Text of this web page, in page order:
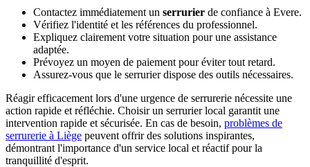
Contactez immédiatement un serrurier de confiance à Evere.
Vérifiez l'identité et les références du professionnel.
Expliquez clairement votre situation pour une assistance
adaptée.
Prévoyez un moyen de paiement pour éviter tout retard.
Assurez-vous que le serrurier dispose des outils nécessaires.
Réagir efficacement lors d'une urgence de serrurerie nécessite une
action rapide et réfléchie. Choisir un serrurier local garantit une
intervention rapide et sécurisée. En cas de besoin, problèmes de
serrurerie à Liège peuvent offrir des solutions inspirantes,
démontrant l'importance d'un service local et réactif pour la
tranquillité d'esprit.